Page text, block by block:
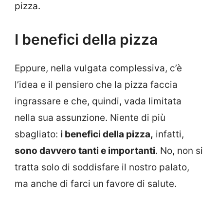
pizza.
I benefici della pizza
Eppure, nella vulgata complessiva, c’è
l’idea e il pensiero che la pizza faccia
ingrassare e che, quindi, vada limitata
nella sua assunzione. Niente di più
sbagliato: i benefici della pizza, infatti,
sono davvero tanti e importanti. No, non si
tratta solo di soddisfare il nostro palato,
ma anche di farci un favore di salute.